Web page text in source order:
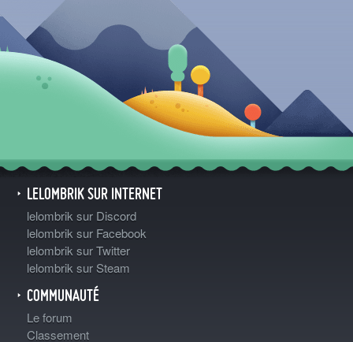
LELOMBRIK SUR INTERNET
lelombrik sur Discord
lelombrik sur Facebook
lelombrik sur Twitter
lelombrik sur Steam
COMMUNAUTÉ
Le forum
Classement